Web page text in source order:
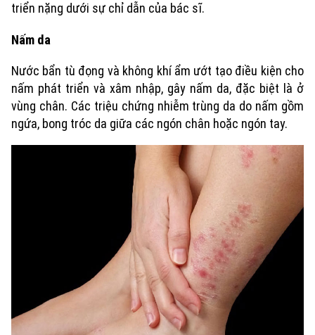
triển nặng dưới sự chỉ dẫn của bác sĩ.
Nấm da
Nước bẩn tù đọng và không khí ẩm ướt tạo điều kiện cho
nấm phát triển và xâm nhập, gây nấm da, đặc biệt là ở
vùng chân. Các triệu chứng nhiễm trùng da do nấm gồm
ngứa, bong tróc da giữa các ngón chân hoặc ngón tay.